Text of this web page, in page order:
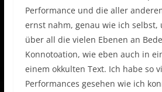
Performance und die aller
ernst nahm, genau wie ich
über all die vielen Ebenen an
Konnotoation, wie eben auch in
einem okkulten Text. Ich habe so
Performances gesehen wie ich